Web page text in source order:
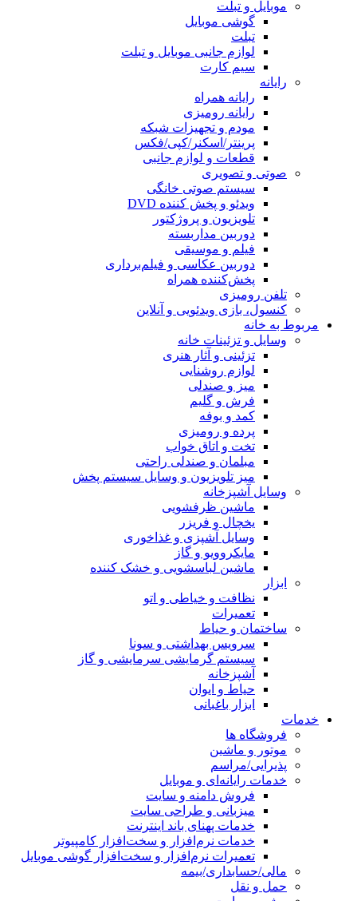
موبایل و تبلت
گوشی موبایل
تبلت
لوازم جانبی موبایل و تبلت
سیم کارت
رایانه
رایانه همراه
رایانه رومیزی
مودم و تجهیزات شبکه
پرینتر/اسکنر/کپی/فکس
قطعات و لوازم جانبی
صوتی و تصویری
سیستم صوتی خانگی
ویدئو و پخش کننده DVD
تلویزیون و پروژکتور
دوربین مداربسته
فیلم و موسیقی
دوربین عکاسی و فیلم‌برداری
پخش‌کننده همراه
تلفن رومیزی
کنسول، بازی‌ ویدئویی و آنلاین
مربوط به خانه
وسایل و تزئینات خانه
تزئینی و آثار هنری
لوازم روشنایی
میز و صندلی
فرش و گلیم
کمد و بوفه
پرده و رومیزی
تخت و اتاق خواب
مبلمان و صندلی راحتی
میز تلویزیون و وسایل سیستم پخش
وسایل آشپزخانه
ماشین ظرفشویی
یخچال و فریزر
وسایل آشپزی و غذاخوری
مایکروویو و گاز
ماشین لباسشویی و خشک کننده
ابزار
نظافت و خیاطی و اتو
تعمیرات
ساختمان و حیاط
سرویس بهداشتی و سونا
سیستم گرمایشی سرمایشی و گاز
آشپزخانه
حیاط و ایوان
ابزار باغبانی
خدمات
فروشگاه ها
موتور و ماشین
پذیرایی/مراسم
خدمات رایانه‌ای و موبایل
فروش دامنه و سایت
میزبانی و طراحی سایت
خدمات پهنای باند اینترنت
خدمات نرم‌افزار و سخت‌افزار کامپیوتر
تعمیرات نرم‌افزار و سخت‌افزار گوشی موبایل
مالی/حسابداری/بیمه
حمل و نقل